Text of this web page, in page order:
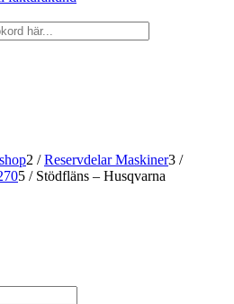
2 / Reservdelar Maskiner3 /
5 / Stödfläns – Husqvarna